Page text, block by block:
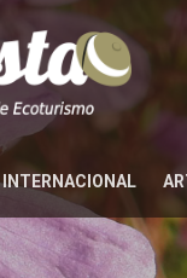
INTERNACIONAL